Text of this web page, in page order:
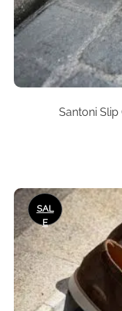
Santoni
gewählt
werden
SAL
E
Dieses
Produkt
weist
mehrere
Varianten
auf.
Die